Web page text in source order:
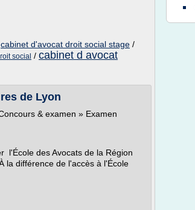
cabinet d'avocat droit social stage /
social / cabinet d avocat
de Lyon
& examen » Examen
l'École des Avocats de la Région
la différence de l'accès à l'École